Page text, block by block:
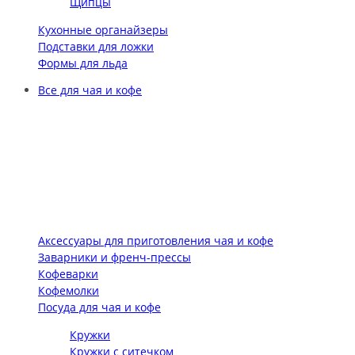
Кухонные органайзеры
Подставки для ложки
Формы для льда
Все для чая и кофе
Аксессуары для приготовления чая и кофе
Заварники и френч-прессы
Кофеварки
Кофемолки
Посуда для чая и кофе
Кружки
Кружки с ситечком